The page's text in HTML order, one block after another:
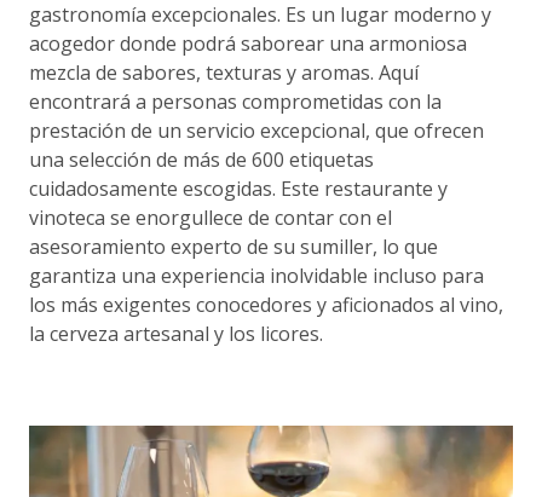
gastronomía excepcionales. Es un lugar moderno y
acogedor donde podrá saborear una armoniosa
mezcla de sabores, texturas y aromas. Aquí
encontrará a personas comprometidas con la
prestación de un servicio excepcional, que ofrecen
una selección de más de 600 etiquetas
cuidadosamente escogidas. Este restaurante y
vinoteca se enorgullece de contar con el
asesoramiento experto de su sumiller, lo que
garantiza una experiencia inolvidable incluso para
los más exigentes conocedores y aficionados al vino,
la cerveza artesanal y los licores.